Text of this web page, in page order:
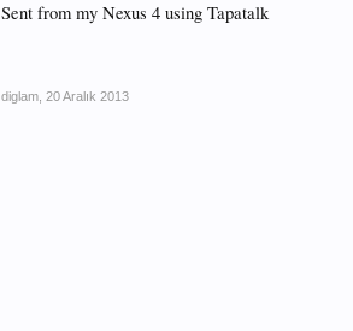
Sent from my Nexus 4 using Tapatalk
diglam 20 Aralık 2013